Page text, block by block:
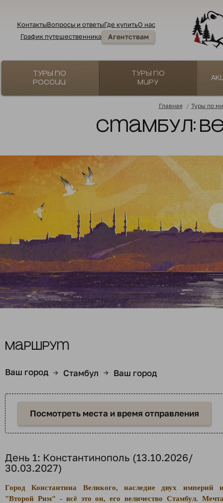
КонтактыВопросы и ответыГде купитьО нас
График путешественника
Агентствам
Туры по
России
Туры по
миру
Главная / Туры по
Стамбул:
Маршрут
Ваш город → Стамбул → Ваш город
Посмотреть места и время отправления
День 1: Константинополь (13.10.2026/
30.03.2027)
Город Константина Великого, наследие двух империй
"Второй Рим" - всё это он, его величество Стамбул.